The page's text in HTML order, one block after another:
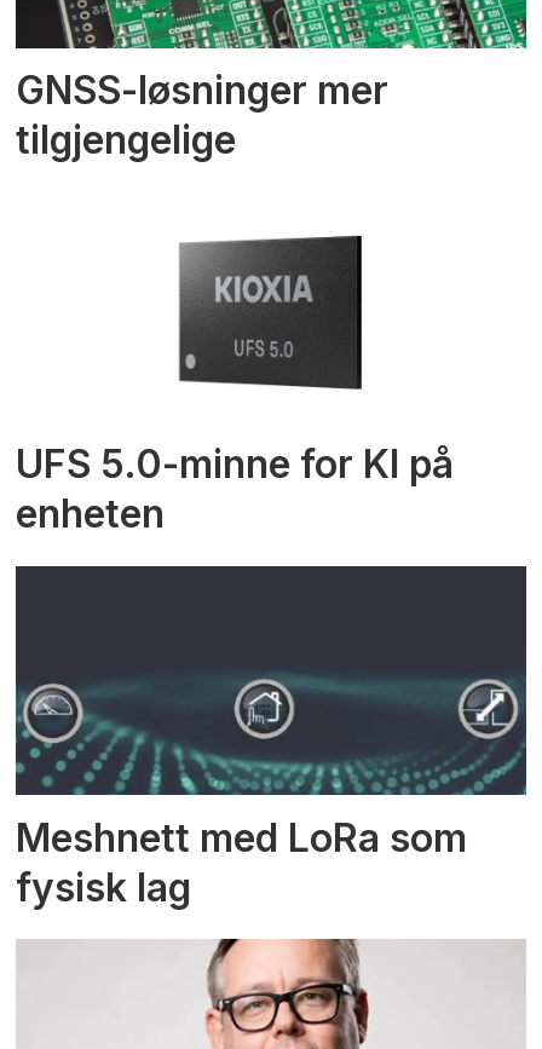
GNSS-løsninger mer
tilgjengelige
UFS 5.0-minne for KI på
enheten
Meshnett med LoRa som
fysisk lag